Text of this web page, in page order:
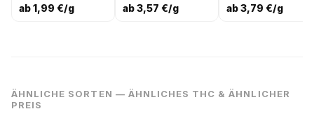
ab 1,99 €/g ab 3,57 €/g ab 3,79 €/g
ÄHNLICHE SORTEN — ÄHNLICHES THC & ÄHNLICHER
PREIS